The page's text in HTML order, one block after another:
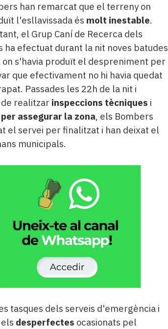
han remarcat que el terreny on
l'esllavissada és molt inestable.
el Grup Caní de Recerca dels
ha efectuat durant la nit noves batudes
on s'havia produït el despreniment per
que efectivament no hi havia quedat
Passades les 22h de la nit i
realitzar inspeccions tècniques i
assegurar la zona, els Bombers
el servei per finalitzat i han deixat el
municipals.
tasques dels serveis d'emergència i
desperfectes ocasionats pel